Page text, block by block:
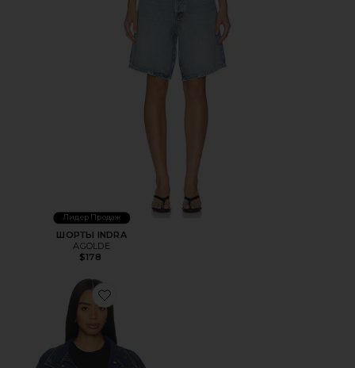
Лидер Продаж
ШОРТЫ INDRA
AGOLDE
$178
Favorite КУРТКА ДАЛЬНОБОЙЩИКА BLOUSON